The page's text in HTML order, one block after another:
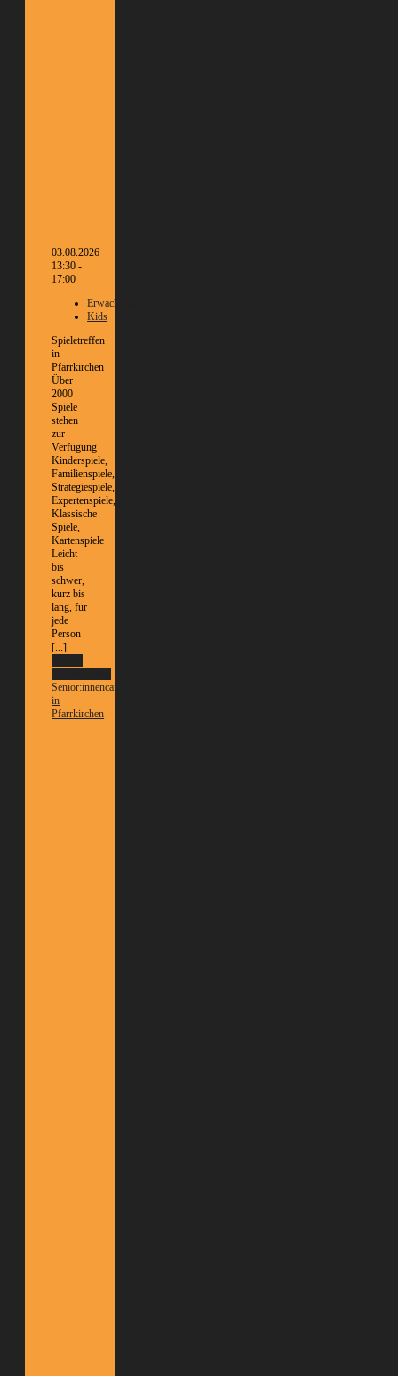
03.08.2026
13:30 -
17:00
Erwachsene
Kids
Spieletreffen
in
Pfarrkirchen
Über
2000
Spiele
stehen
zur
Verfügung
Kinderspiele,
Familienspiele,
Strategiespiele,
Expertenspiele,
Klassische
Spiele,
Kartenspiele
Leicht
bis
schwer,
kurz bis
lang, für
jede
Person
[...]
Senior:innencafé
in
Pfarrkirchen